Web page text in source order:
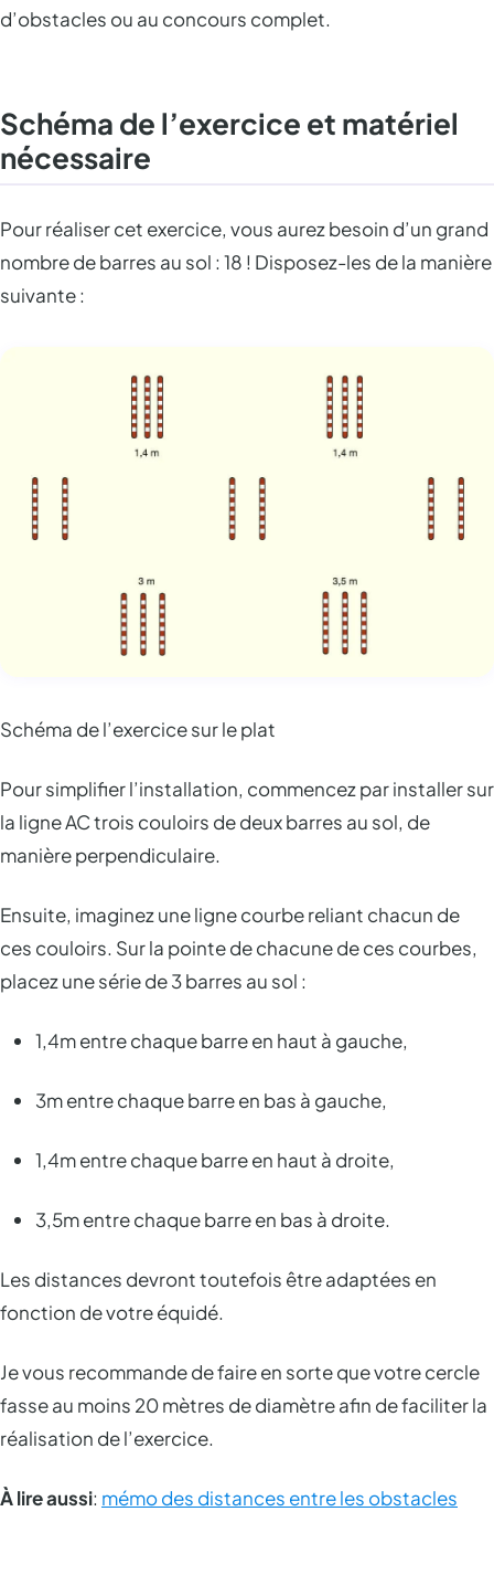
d’obstacles ou au concours complet.
Schéma de l’exercice et matériel
nécessaire
Pour réaliser cet exercice, vous aurez besoin d’un grand
nombre de barres au sol : 18 ! Disposez-les de la manière
suivante :
Schéma de l’exercice sur le plat
Pour simplifier l’installation, commencez par installer sur
la ligne AC trois couloirs de deux barres au sol, de
manière perpendiculaire.
Ensuite, imaginez une ligne courbe reliant chacun de
ces couloirs. Sur la pointe de chacune de ces courbes,
placez une série de 3 barres au sol :
1,4m entre chaque barre en haut à gauche,
3m entre chaque barre en bas à gauche,
1,4m entre chaque barre en haut à droite,
3,5m entre chaque barre en bas à droite.
Les distances devront toutefois être adaptées en
fonction de votre équidé.
Je vous recommande de faire en sorte que votre cercle
fasse au moins 20 mètres de diamètre afin de faciliter la
réalisation de l’exercice.
À lire aussi: mémo des distances entre les obstacles